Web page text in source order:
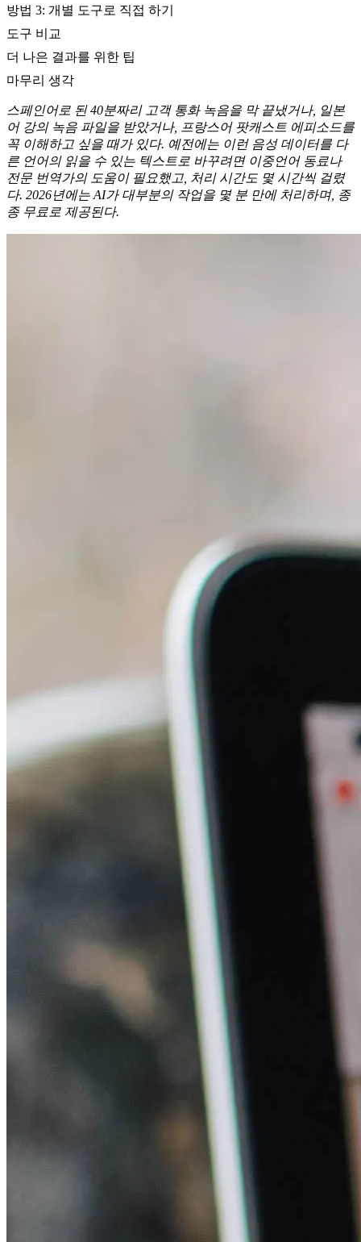
방법 3: 개별 도구로 직접 하기
도구 비교
더 나은 결과를 위한 팁
마무리 생각
스페인어로 된 40분짜리 고객 통화 녹음을 막 끝냈거나, 일본
어 강의 녹음 파일을 받았거나, 프랑스어 팟캐스트 에피소드를
꼭 이해하고 싶을 때가 있다. 예전에는 이런 음성 데이터를 다
른 언어의 읽을 수 있는 텍스트로 바꾸려면 이중언어 동료나
전문 번역가의 도움이 필요했고, 처리 시간도 몇 시간씩 걸렸
다. 2026년에는 AI가 대부분의 작업을 몇 분 만에 처리하며, 종
종 무료로 제공된다.